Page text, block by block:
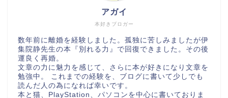
本好きブロガー
アガイ
数年前に離婚を経験しました。孤独に苦しみましたが伊
集院静先生の本『別れる力』で回復できました。その後
運良く再婚。
文章の力に魅力を感じて、さらに本が好きになり文章を
勉強中。 これまでの経験を、ブログに書いて少しでも
読んだ人の為になれば幸いです。
本と猫、PlayStation、パソコンを中心に書いておりま